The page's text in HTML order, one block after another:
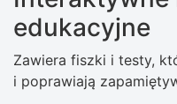
edukacyjne
Zawiera fiszki i testy,
i poprawiają